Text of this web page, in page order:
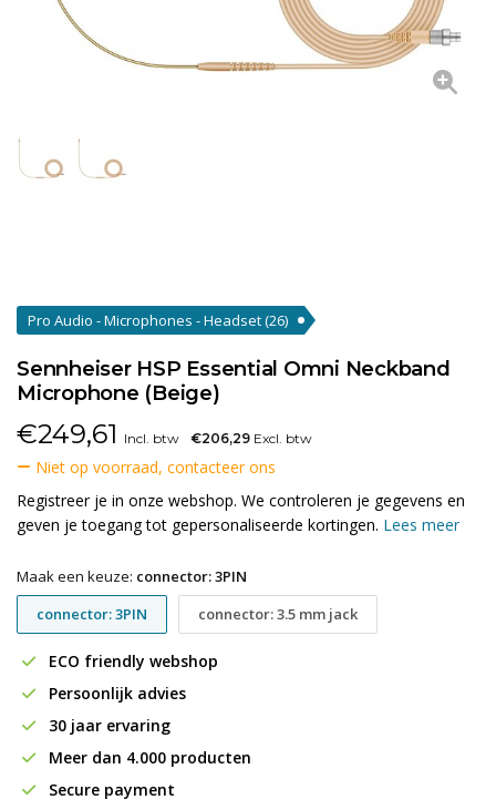
Pro Audio - Microphones - Headset(26)
Sennheiser HSP Essential Omni Neckband
Microphone (Beige)
€249,61 Incl. btw €206,29 Excl. btw
Niet op voorraad, contacteer ons
Registreer je in onze webshop. We controleren je gegevens en
geven je toegang tot gepersonaliseerde kortingen. Lees meer
Maak een keuze: connector: 3PIN
connector: 3PIN
connector: 3.5 mm jack
ECO friendly webshop
Persoonlijk advies
30 jaar ervaring
Meer dan 4.000 producten
Secure payment